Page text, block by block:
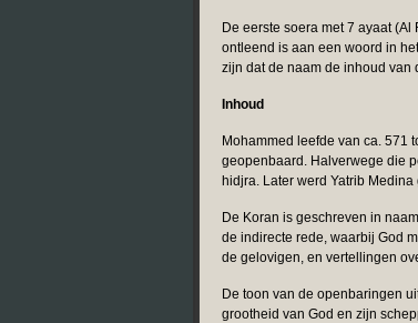
De eerste soera met 7 ayaat
ontleend is aan een woord in het
zijn dat de naam de inhoud van
Inhoud
Mohammed leefde van ca. 571
geopenbaard. Halverwege die
hidjra. Later werd Yatrib Medina
De Koran is geschreven in
de indirecte rede, waarbij God
de gelovigen, en vertellingen
De toon van de openbaringen
grootheid van God en zijn